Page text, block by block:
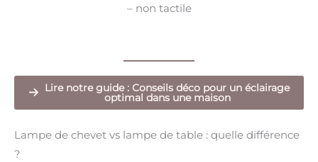
– non tactile
Lire notre guide : Conseils déco pour un éclairage
optimal dans une maison
Lampe de chevet vs lampe de table : quelle différence
?